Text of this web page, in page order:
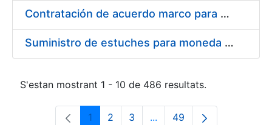
Contratación de acuerdo marco para el Suministro de Material de Electricidad para la Fábrica Nacional de Moneda y Timbre-Real Casa de la Moneda en su centro de trabajo de Burgos
Suministro de estuches para moneda de 30 €
S'estan mostrant 1 - 10 de 486 resultats.
Pàgina
1 Pàgina
2 Pàgina
3 ...Pàgines intermèdies
Pàgina
49